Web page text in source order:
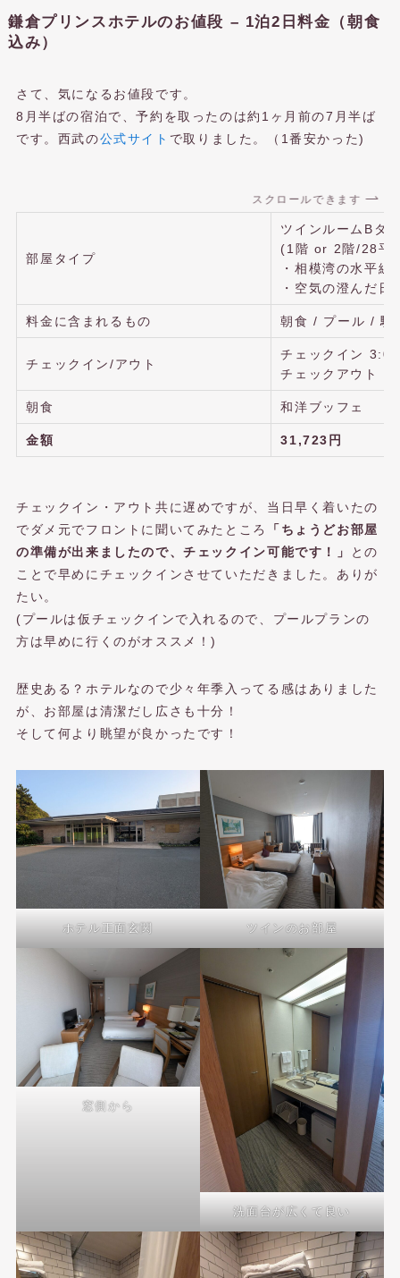
鎌倉プリンスホテルのお値段 – 1泊2日料金（朝食
込み）
さて、気になるお値段です。
8月半ばの宿泊で、予約を取ったのは約1ヶ月前の7月半ば
です。西武の公式サイト で取りました。（1番安かった)
スクロールできます
部屋タイプ
ツインルームBタ
(1階 or 2階/28平
・相模湾の水平線
・空気の澄んだ日
料金に含まれるもの 朝食 / プール / 駐
チェックイン/アウト
チェックイン
チェックアウト
朝食 和洋ブッフェ
金額 31,723円
チェックイン・アウト共に遅めですが、当日早く着いたの
でダメ元でフロントに聞いてみたところ
「ちょうどお部屋
の準備が出来ましたので、チェックイン可能です！」
との
ことで早めにチェックインさせていただきました。ありが
たい。
(プールは仮チェックインで入れるので、プールプランの
方は早めに行くのがオススメ！)
歴史ある？ホテルなので少々年季入ってる感はありました
が、お部屋は清潔だし広さも十分！
そして何より眺望が良かったです！
ホテル正面玄関 ツインのお部屋
窓側から
洗面台が広くて良い